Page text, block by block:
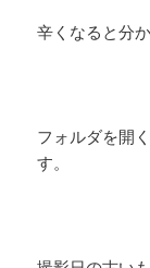
辛くなると分
フォルダを開
す。